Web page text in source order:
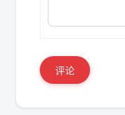
评论